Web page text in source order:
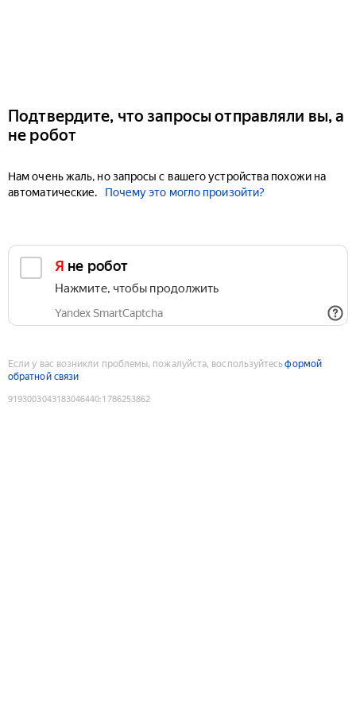
Подтвердите, что запросы отправляли вы, а
не робот
Нам очень жаль, но запросы с вашего устройства похожи на
автоматические.
Почему это могло произойти?
Я не робот
Нажмите, чтобы продолжить
Yandex SmartCaptcha
Если у вас возникли проблемы, пожалуйста, воспользуйтесьформой
обратной связи
9193003043183046440:1786253862